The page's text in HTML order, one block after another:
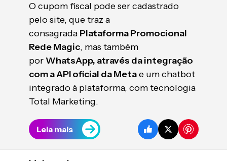
O cupom fiscal pode ser cadastrado
pelo site, que traz a
consagrada Plataforma Promocional
Rede Magic, mas também
porWhatsApp, através da integração
com a API oficial da Metae um chatbot
integrado à plataforma, com tecnologia
Total Marketing.
Leia mais